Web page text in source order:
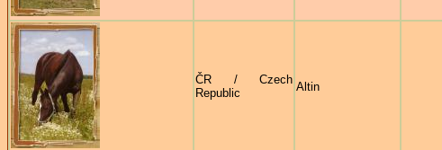
ČR / Czech
Republic
Altin